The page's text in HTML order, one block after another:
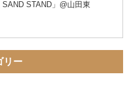
SAND STAND」@山田東
リー